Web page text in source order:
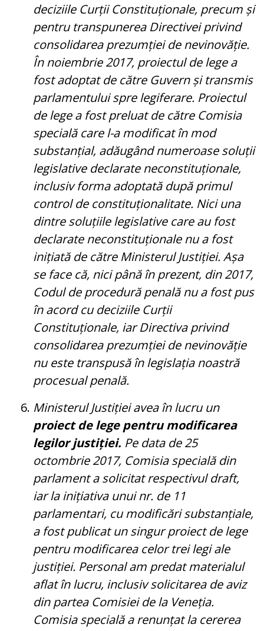
deciziile Curții Constituționale, precum și
pentru transpunerea Directivei privind
consolidarea prezumției de nevinovăție.
În noiembrie 2017, proiectul de lege a
fost adoptat de către Guvern și transmis
parlamentului spre legiferare. Proiectul
de lege a fost preluat de către Comisia
specială care l-a modificat în mod
substanțial, adăugând numeroase soluții
legislative declarate neconstituționale,
inclusiv forma adoptată după primul
control de constituționalitate. Nici una
dintre soluțiile legislative care au fost
declarate neconstituționale nu a fost
inițiată de către Ministerul Justiției. Așa
se face că, nici până în prezent, din 2017,
Codul de procedură penală nu a fost pus
în acord cu deciziile Curții
Constituționale, iar Directiva privind
consolidarea prezumției de nevinovăție
nu este transpusă în legislația noastră
procesual penală.
Ministerul Justiției avea în lucru un
proiect de lege pentru modificarea
legilor justiției. Pe data de 25
octombrie 2017, Comisia specială din
parlament a solicitat respectivul draft,
iar la inițiativa unui nr. de 11
parlamentari, cu modificări substanțiale,
a fost publicat un singur proiect de lege
pentru modificarea celor trei legi ale
justiției. Personal am predat materialul
aflat în lucru, inclusiv solicitarea de aviz
din partea Comisiei de la Veneția.
Comisia specială a renunțat la cererea